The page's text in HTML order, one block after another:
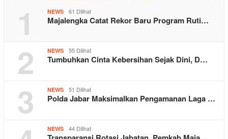
1 NEWS 61 Dilihat
Majalengka Catat Rekor Baru Program Ruti…
2 NEWS 55 Dilihat
Tumbuhkan Cinta Kebersihan Sejak Dini, D…
3 NEWS 51 Dilihat
Polda Jabar Maksimalkan Pengamanan Laga …
NEWS 44 Dilihat